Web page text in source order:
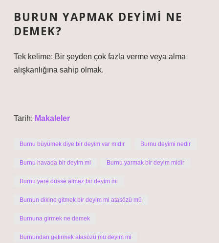
BURUN YAPMAK DEYIMI NE
DEMEK?
Tek kelime: Bir şeyden çok fazla verme veya alma
alışkanlığına sahip olmak.
Tarih: Makaleler
Burnu büyümek diye bir deyim var mıdır Burnu deyimi nedir
Burnu havada bir deyim mi Burnu yarmak bir deyim midir
Burnu yere dusse almaz bir deyim mi
Burnun dikine gitmek bir deyim mi atasözü mü
Burnuna girmek ne demek
Burnundan getirmek atasözü mü deyim mi